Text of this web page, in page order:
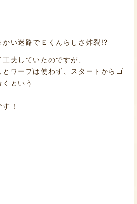
かい迷路でＥくんらしさ炸裂!?
夫していたのですが、
ワープは使わず、スタートからゴ
という
！